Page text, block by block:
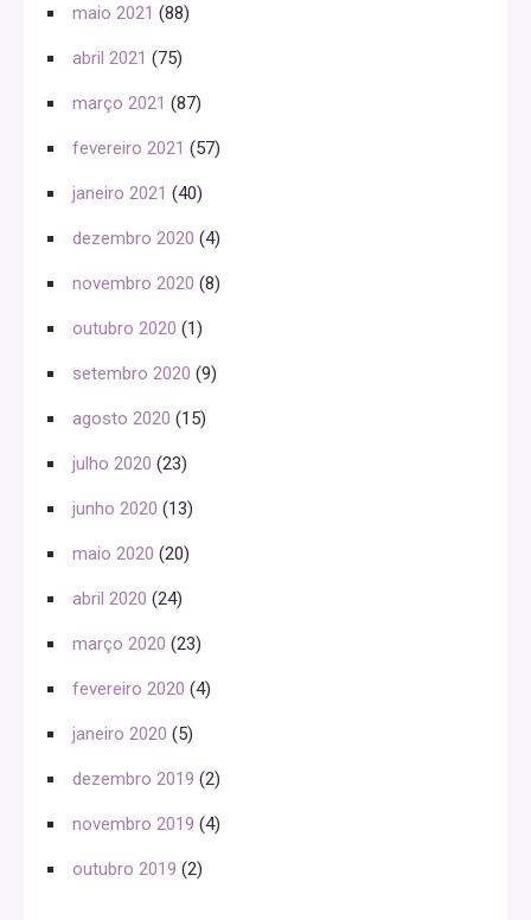
maio 2021 (88)
abril 2021 (75)
março 2021 (87)
fevereiro 2021 (57)
janeiro 2021 (40)
dezembro 2020 (4)
novembro 2020 (8)
outubro 2020 (1)
setembro 2020 (9)
agosto 2020 (15)
julho 2020 (23)
junho 2020 (13)
maio 2020 (20)
abril 2020 (24)
março 2020 (23)
fevereiro 2020 (4)
janeiro 2020 (5)
dezembro 2019 (2)
novembro 2019 (4)
outubro 2019 (2)